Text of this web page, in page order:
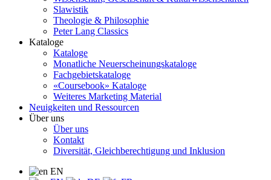
Slawistik
Theologie & Philosophie
Peter Lang Classics
Kataloge
Kataloge
Monatliche Neuerscheinungskataloge
Fachgebietskataloge
«Coursebook» Kataloge
Weiteres Marketing Material
Neuigkeiten und Ressourcen
Über uns
Über uns
Kontakt
Diversität, Gleichberechtigung und Inklusion
EN